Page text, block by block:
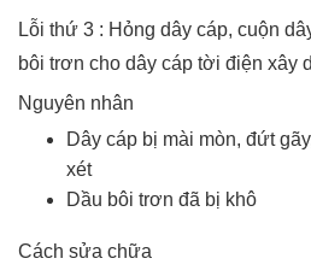
Lỗi thứ 3 : Hỏng dây cáp, cuộn
bôi trơn cho dây cáp tời điện xây
Nguyên nhân
Dây cáp bị mài mòn, đứt
xét
Dầu bôi trơn đã bị khô
Cách sửa chữa